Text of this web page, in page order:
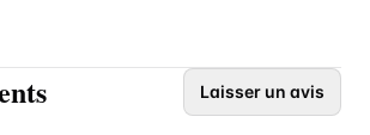
Laisser un avis